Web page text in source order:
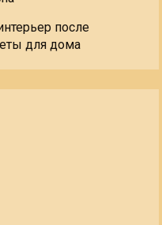
после
для дома